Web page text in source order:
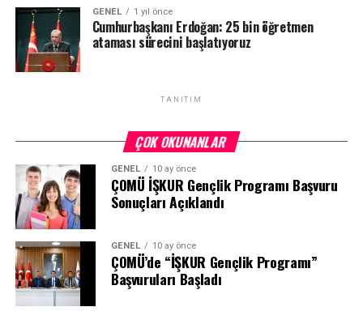
GENEL 1 yıl önce
Cumhurbaşkanı Erdoğan: 25 bin öğretmen
ataması sürecini başlatıyoruz
TANITIM
ÇOK OKUNANLAR
GENEL 10 ay önce
ÇOMÜ İŞKUR Gençlik Programı Başvuru
Sonuçları Açıklandı
GENEL 10 ay önce
ÇOMÜ’de “İŞKUR Gençlik Programı”
Başvuruları Başladı